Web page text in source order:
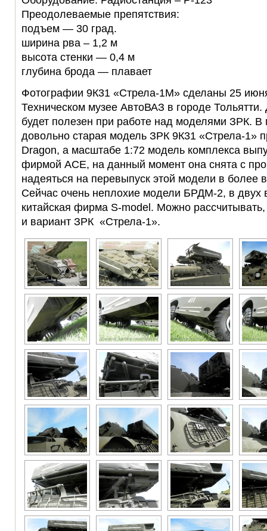
Преодолеваемые препятствия:
подъем — 30 град.
ширина рва – 1,2 м
высота стенки — 0,4 м
глубина брода — плавает
Фотографии 9К31 «Стрела-1М» сделаны 25
Техническом музее АвтоВАЗ в городе
будет полезен при работе над моделями ЗРК. В
довольно старая модель ЗРК 9К31 «Стрела-1»
Dragon, а масштабе 1:72 модель комплекса
фирмой ACE, на данный момент она снята с
надеяться на перевыпуск этой модели в более
Сейчас очень неплохие модели БРДМ-2, в двух
китайская фирма S-model. Можно
и вариант ЗРК «Стрела-1».